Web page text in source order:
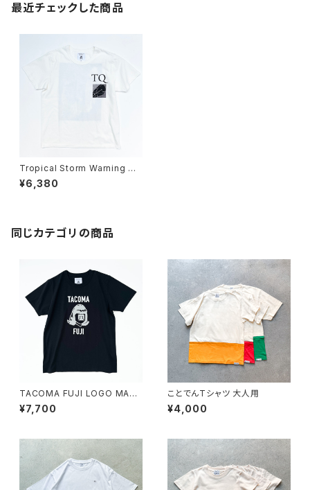
最近チェックした商品
Tropical Storm Warning T
シャツ
¥6,380
同じカテゴリの商品
TACOMA FUJI LOGO MAR
K'25 Tシャツ
¥7,700
ことでんTシャツ 大人用
¥4,000